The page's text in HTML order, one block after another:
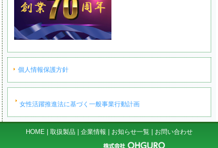
個人情報保護方針
女性活躍推進法に基づく一般事業行動計画
HOME 取扱製品 企業情報 お知らせ一覧 お問い合わせ